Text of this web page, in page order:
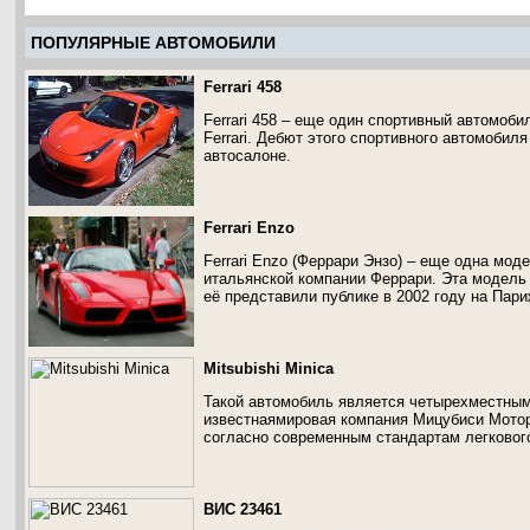
ПОПУЛЯРНЫЕ АВТОМОБИЛИ
Ferrari 458
Ferrari 458 – еще один спортивный
Ferrari. Дебют этого спортивного
автосалоне.
Ferrari Enzo
Ferrari Enzo (Феррари Энзо) – еще одна
итальянской компании Феррари. Эта
её представили публике в 2002 году на
Mitsubishi Minica
Такой автомобиль является
известнаямировая компания Мицубиси
согласно современным стандартам
ВИС 23461